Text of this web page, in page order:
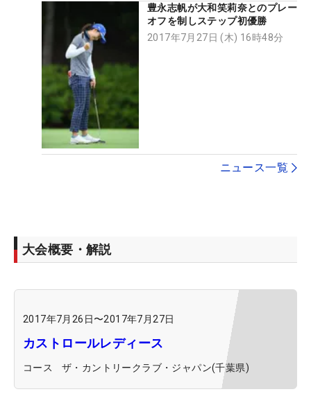
豊永志帆が大和笑莉奈とのプレー
オフを制しステップ初優勝
2017年7月27日 (木) 16時48分
ニュース一覧
大会概要・解説
2017年7月26日〜2017年7月27日
カストロールレディース
コース ザ・カントリークラブ・ジャパン(千葉県)